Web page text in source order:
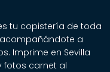
tu copistería de toda
a
Imprime en Sevilla
fotos carnet al